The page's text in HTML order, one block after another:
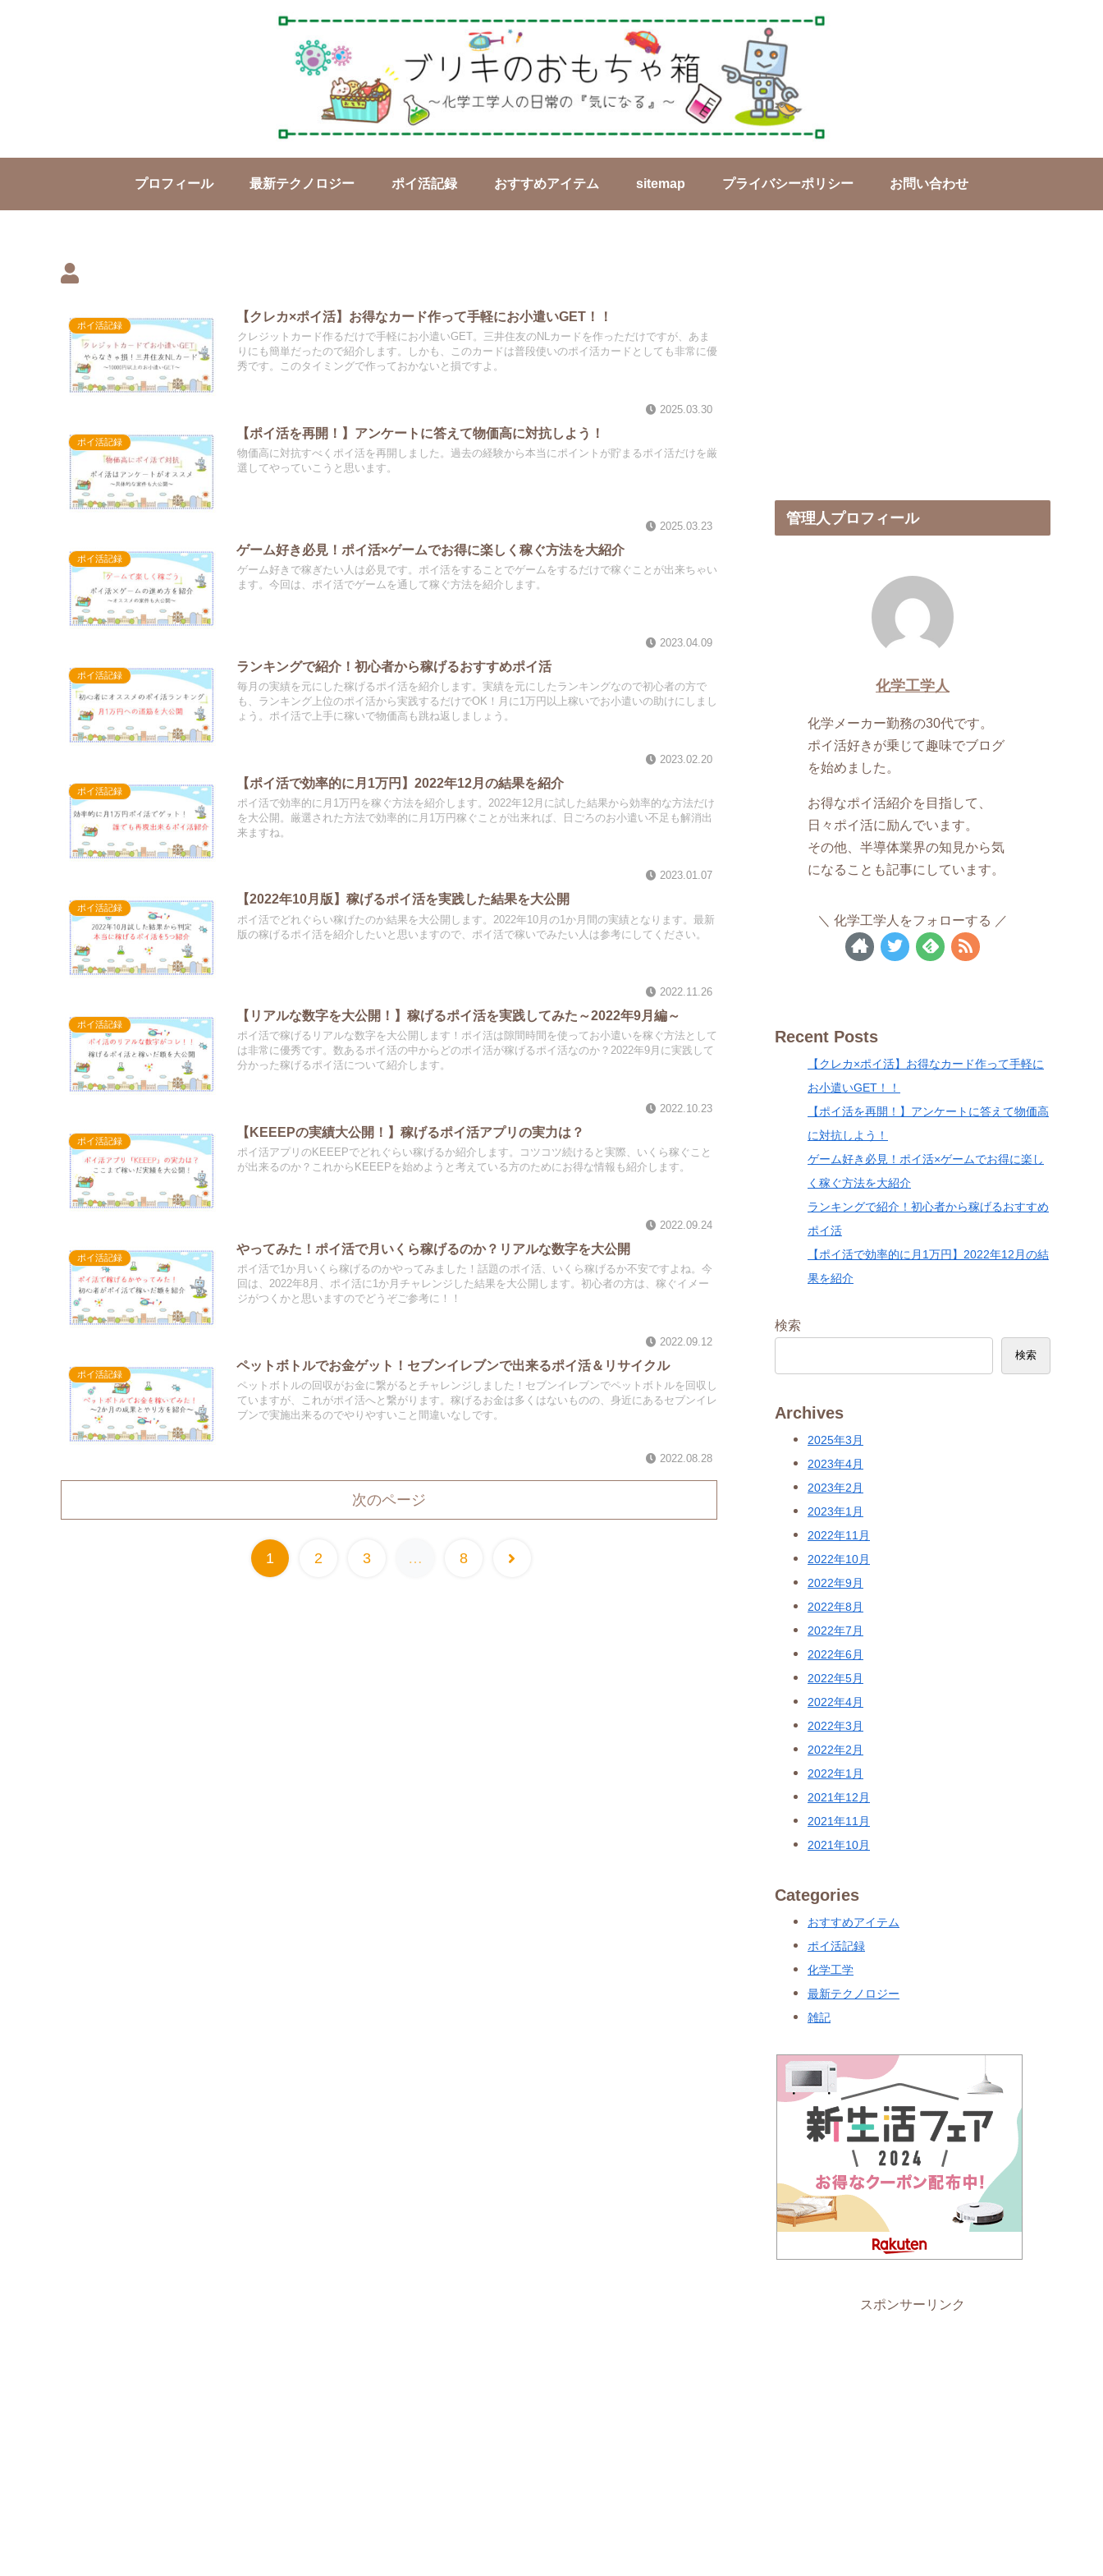
プロフィール 最新テクノロジー ポイ活記録 おすすめアイテム sitemap プライバシーポリシー お問い合わせ
ポイ活記録
【クレカ×ポイ活】お得なカード作って手軽にお小遣いGET！！
クレジットカード作るだけで手軽にお小遣いGET。三井住友のNLカードを作っただけですが、あま
りにも簡単だったので紹介します。しかも、このカードは普段使いのポイ活カードとしても非常に優
秀です。このタイミングで作っておかないと損ですよ。
2025.03.30
ポイ活記録
【ポイ活を再開！】アンケートに答えて物価高に対抗しよう！
物価高に対抗すべくポイ活を再開しました。過去の経験から本当にポイントが貯まるポイ活だけを厳
選してやっていこうと思います。
2025.03.23
ポイ活記録
ゲーム好き必見！ポイ活×ゲームでお得に楽しく稼ぐ方法を大紹介
ゲーム好きで稼ぎたい人は必見です。ポイ活をすることでゲームをするだけで稼ぐことが出来ちゃい
ます。今回は、ポイ活でゲームを通して稼ぐ方法を紹介します。
2023.04.09
ポイ活記録
ランキングで紹介！初心者から稼げるおすすめポイ活
毎月の実績を元にした稼げるポイ活を紹介します。実績を元にしたランキングなので初心者の方で
も、ランキング上位のポイ活から実践するだけでOK！月に1万円以上稼いでお小遣いの助けにしまし
ょう。ポイ活で上手に稼いで物価高も跳ね返しましょう。
2023.02.20
ポイ活記録
【ポイ活で効率的に月1万円】2022年12月の結果を紹介
ポイ活で効率的に月1万円を稼ぐ方法を紹介します。2022年12月に試した結果から効率的な方法だけ
を大公開。厳選された方法で効率的に月1万円稼ぐことが出来れば、日ごろのお小遣い不足も解消出
来ますね。
2023.01.07
ポイ活記録
【2022年10月版】稼げるポイ活を実践した結果を大公開
ポイ活でどれぐらい稼げたのか結果を大公開します。2022年10月の1か月間の実績となります。最新
版の稼げるポイ活を紹介したいと思いますので、ポイ活で稼いでみたい人は参考にしてください。
2022.11.26
ポイ活記録
【リアルな数字を大公開！】稼げるポイ活を実践してみた～2022年9月編～
ポイ活で稼げるリアルな数字を大公開します！ポイ活は隙間時間を使ってお小遣いを稼ぐ方法として
は非常に優秀です。数あるポイ活の中からどのポイ活が稼げるポイ活なのか？2022年9月に実践して
分かった稼げるポイ活について紹介します。
2022.10.23
ポイ活記録
【KEEEPの実績大公開！】稼げるポイ活アプリの実力は？
ポイ活アプリのKEEEPでどれぐらい稼げるか紹介します。コツコツ続けると実際、いくら稼ぐこと
が出来るのか？これからKEEEPを始めようと考えている方のためにお得な情報も紹介します。
2022.09.24
ポイ活記録
やってみた！ポイ活で月いくら稼げるのか？リアルな数字を大公開
ポイ活で1か月いくら稼げるのかやってみました！話題のポイ活、いくら稼げるか不安ですよね。今
回は、2022年8月、ポイ活に1か月チャレンジした結果を大公開します。初心者の方は、稼ぐイメー
ジがつくかと思いますのでどうぞご参考に！！
2022.09.12
ポイ活記録
ペットボトルでお金ゲット！セブンイレブンで出来るポイ活＆リサイクル
ペットボトルの回収がお金に繋がるとチャレンジしました！セブンイレブンでペットボトルを回収し
ていますが、これがポイ活へと繋がります。稼げるお金は多くはないものの、身近にあるセブンイレ
ブンで実施出来るのでやりやすいこと間違いなしです。
2022.08.28
次のページ
1 2 3 … 8
管理人プロフィール
化学工学人
化学メーカー勤務の30代です。
ポイ活好きが乗じて趣味でブログ
を始めました。
お得なポイ活紹介を目指して、
日々ポイ活に励んでいます。
その他、半導体業界の知見から気
になることも記事にしています。
化学工学人をフォローする
Recent Posts
【クレカ×ポイ活】お得なカード作って手軽に
お小遣いGET！！
【ポイ活を再開！】アンケートに答えて物価高
に対抗しよう！
ゲーム好き必見！ポイ活×ゲームでお得に楽し
く稼ぐ方法を大紹介
ランキングで紹介！初心者から稼げるおすすめ
ポイ活
【ポイ活で効率的に月1万円】2022年12月の結
果を紹介
検索
検索
Archives
2025年3月
2023年4月
2023年2月
2023年1月
2022年11月
2022年10月
2022年9月
2022年8月
2022年7月
2022年6月
2022年5月
2022年4月
2022年3月
2022年2月
2022年1月
2021年12月
2021年11月
2021年10月
Categories
おすすめアイテム
ポイ活記録
化学工学
最新テクノロジー
雑記
スポンサーリンク